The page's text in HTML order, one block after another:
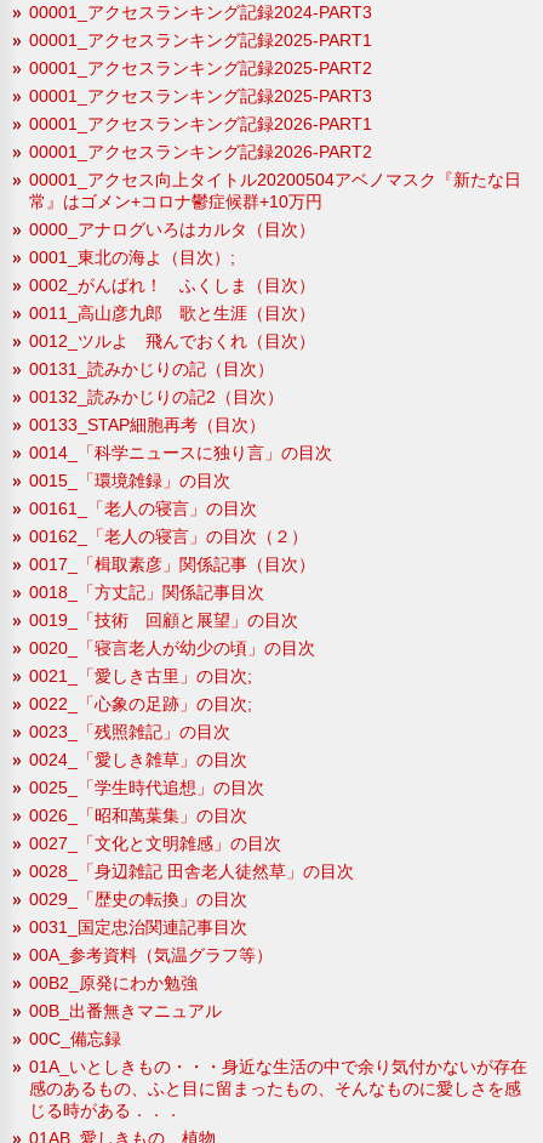
00001_アクセスランキング記録2024-PART3
00001_アクセスランキング記録2025-PART1
00001_アクセスランキング記録2025-PART2
00001_アクセスランキング記録2025-PART3
00001_アクセスランキング記録2026-PART1
00001_アクセスランキング記録2026-PART2
00001_アクセス向上タイトル20200504アベノマスク『新たな日
常』はゴメン+コロナ鬱症候群+10万円
0000_アナログいろはカルタ（目次）
0001_東北の海よ（目次）;
0002_がんばれ！ ふくしま（目次）
0011_高山彦九郎 歌と生涯（目次）
0012_ツルよ 飛んでおくれ（目次）
00131_読みかじりの記（目次）
00132_読みかじりの記2（目次）
00133_STAP細胞再考（目次）
0014_「科学ニュースに独り言」の目次
0015_「環境雑録」の目次
00161_「老人の寝言」の目次
00162_「老人の寝言」の目次（２）
0017_「楫取素彦」関係記事（目次）
0018_「方丈記」関係記事目次
0019_「技術 回顧と展望」の目次
0020_「寝言老人が幼少の頃」の目次
0021_「愛しき古里」の目次;
0022_「心象の足跡」の目次;
0023_「残照雑記」の目次
0024_「愛しき雑草」の目次
0025_「学生時代追想」の目次
0026_「昭和萬葉集」の目次
0027_「文化と文明雑感」の目次
0028_「身辺雑記 田舎老人徒然草」の目次
0029_「歴史の転換」の目次
0031_国定忠治関連記事目次
00A_参考資料（気温グラフ等）
00B2_原発にわか勉強
00B_出番無きマニュアル
00C_備忘録
01A_いとしきもの・・・身近な生活の中で余り気付かないが存在
感のあるもの、ふと目に留まったもの、そんなものに愛しさを感
じる時がある．．．
01AB_愛しきもの 植物